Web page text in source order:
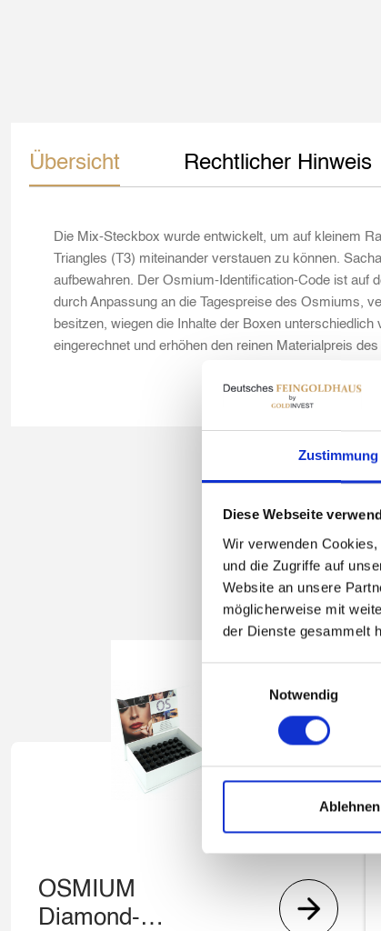
Zustimmung
Diese Webseite
Wir verwenden
und die Zugriffe auf
Website an unsere
möglicherweise mit
der Dienste gesammelt
Notwendig
Ablehnen
Übersicht Rechtlicher Hinweis
Die Mix-Steckbox wurde entwickelt, um auf kleinem
Triangles (T3) miteinander verstauen zu können.
aufbewahren. Der Osmium-Identification-Code ist auf
durch Anpassung an die Tagespreise des Osmiums,
besitzen, wiegen die Inhalte der Boxen
eingerechnet und erhöhen den reinen Materialpreis
OSMIUM
Diamond-